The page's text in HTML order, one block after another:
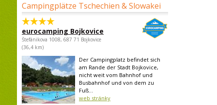
Campingplätze Tschechien & Slowakei
eurocamping Bojkovice
Štefánikova 1008, 687 71 Bojkovice
(36,4 km)
Der Campingplatz befindet sich
am Rande der Stadt Bojkovice,
nicht weit vom Bahnhof und
Busbahnhof und von dem zu
Fuß...
web stránky